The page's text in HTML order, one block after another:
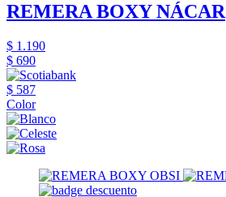
REMERA BOXY NÁCAR
$ 1.190
$ 690
$ 587
Color